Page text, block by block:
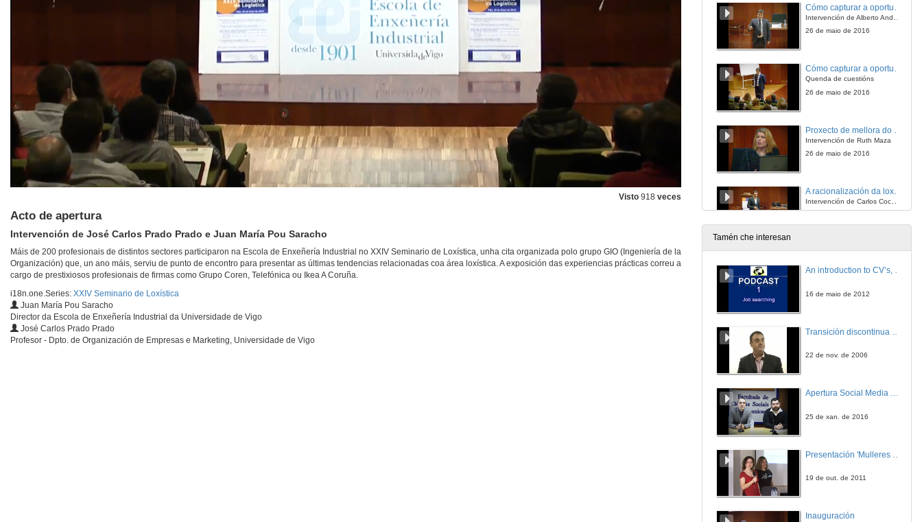
Visto 918 veces
Acto de apertura
Intervención de José Carlos Prado Prado e Juan María Pou Saracho
Máis de 200 profesionais de distintos sectores participaron na Escola de Enxeñería Industrial no XXIV Seminario de Loxística, unha cita organizada polo grupo GIO (Ingeniería de la
Organización) que, un ano máis, serviu de punto de encontro para presentar as últimas tendencias relacionadas coa área loxística. A exposición das experiencias prácticas correu a
cargo de prestixiosos profesionais de firmas como Grupo Coren, Telefónica ou Ikea A Coruña.
i18n.one.Series: XXIV Seminario de Loxística
Juan María Pou Saracho
Director da Escola de Enxeñería Industrial da Universidade de Vigo
José Carlos Prado Prado
Profesor - Dpto. de Organización de Empresas e Marketing, Universidade de Vigo
Intervención de Alberto Andrés Torrón Rodríguez
26 de maio de 2016
Cómo capturar a oportunidade da IoT («Internet of things»)
Quenda de cuestións
26 de maio de 2016
Intervención de Ruth Maza
26 de maio de 2016
A racionalización da loxística en IKEA
Intervención de Carlos Cocheteux
A racionalización da loxística en IKEA
Tamén che interesan
An introduction to CV’s, letters, and job searching
16 de maio de 2012
22 de nov. de 2006
Apertura Social Media Day 2016
25 de xan. de 2016
19 de out. de 2011
Inauguración